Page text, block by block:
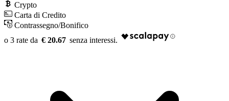
Crypto
Carta di Credito
Contrassegno/Bonifico
€ 20.67